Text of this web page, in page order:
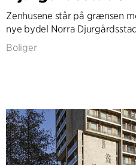
Norge
Sverige
United Kingdom
Tyskland
Zenhusene står på grænsen
nye bydel Norra
Boliger